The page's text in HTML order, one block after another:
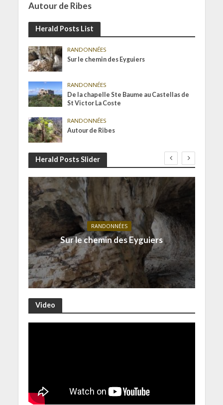
Autour de Ribes
Herald Posts List
RANDONNÉES
Sur le chemin des Eyguiers
RANDONNÉES
De la chapelle Ste Baume au Castellas de
St Victor La Coste
RANDONNÉES
Autour de Ribes
Herald Posts Slider
RANDONNÉES
Sur le chemin des Eyguiers
Video